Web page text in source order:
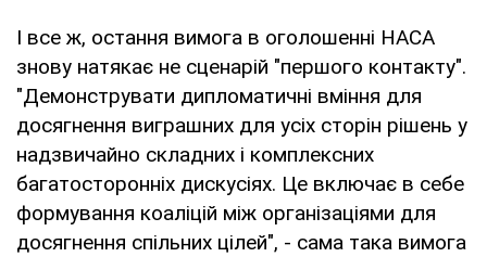
І все ж, остання вимога в оголошенні НАСА
знову натякає не сценарій "першого контакту".
"Демонструвати дипломатичні вміння для
досягнення виграшних для усіх сторін рішень у
надзвичайно складних і комплексних
багатосторонніх дискусіях. Це включає в себе
формування коаліцій між організаціями для
досягнення спільних цілей", - сама така вимога